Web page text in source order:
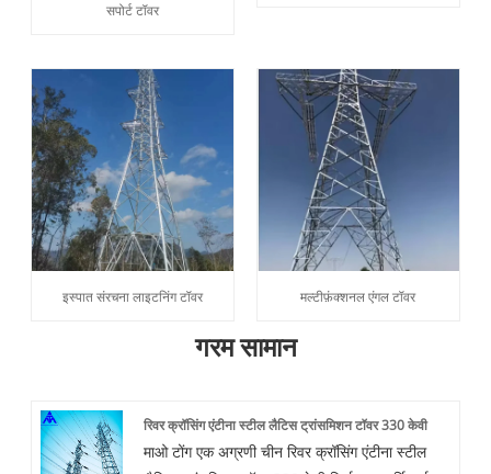
सपोर्ट टॉवर
इस्पात संरचना लाइटनिंग टॉवर मल्टीफ़ंक्शनल एंगल टॉवर
गरम सामान
रिवर क्रॉसिंग एंटीना स्टील लैटिस ट्रांसमिशन टॉवर 330 केवी
माओ टोंग एक अग्रणी चीन रिवर क्रॉसिंग एंटीना स्टील